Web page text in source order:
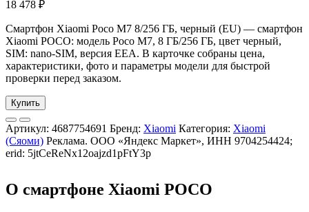
18 478 ₽
Смартфон Xiaomi Poco M7 8/256 ГБ, черный (EU) — смартфон
Xiaomi POCO: модель Poco M7, 8 ГБ/256 ГБ, цвет черный,
SIM: nano-SIM, версия EEA. В карточке собраны цена,
характеристики, фото и параметры модели для быстрой
проверки перед заказом.
Купить
Артикул: 4687754691 Бренд: Xiaomi Категория: Xiaomi
(Сяоми) Реклама. ООО «Яндекс Маркет», ИНН 9704254424;
erid: 5jtCeReNx12oajzd1pFtY3p
О смартфоне Xiaomi POCO